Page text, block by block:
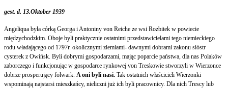
gest. d. 13.Oktober 1939
Angeliqua była córką Georga i Antoniny von Reiche ze wsi Rozbitek w powiecie
międzychodzkim. Oboje byli praktycznie ostatnimi przedstawicielami tego niemieckiego
rodu władającego od 1797r. okolicznymi ziemiami- dawnymi dobrami zakonu sióstr
cysterek z Owińsk. Byli dobrymi gospodarzami, mając poparcie państwa, dla nas Polaków
zaborczego i funkcjonując w gospodarce rynkowej von Treskowie stworzyli w Wierzonce
dobrze prosperujący folwark. A oni byli nasi. Tak ostatnich właścicieli Wierzonki
wspominają najstarsi mieszkańcy, nieliczni już ich byli pracownicy. Dla nich Trescy lub